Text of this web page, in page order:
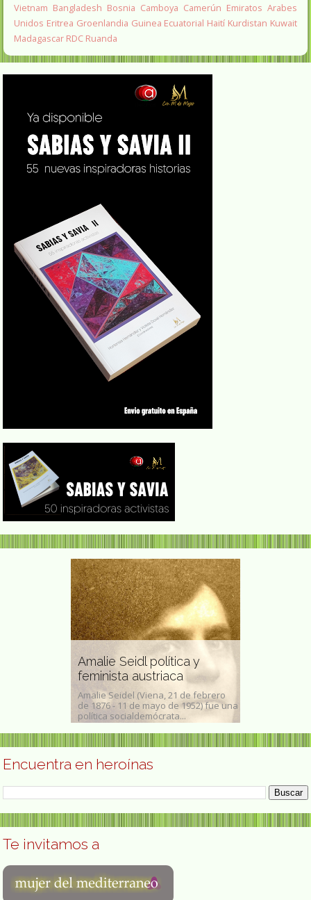
Vietnam Bangladesh Bosnia Camboya Camerún Emiratos Arabes
Unidos Eritrea Groenlandia Guinea Ecuatorial Haití Kurdistan Kuwait
Madagascar RDC Ruanda
Amalie Seidl política y
feminista austriaca
Amalie Seidel (Viena, 21 de febrero
de 1876 - 11 de mayo de 1952) fue una
política socialdemócrata...
Lilian Halls-French
socióloga
Lilian Halls-French es
asesora política
impartido clases...
Encuentra en heroínas
Te invitamos a